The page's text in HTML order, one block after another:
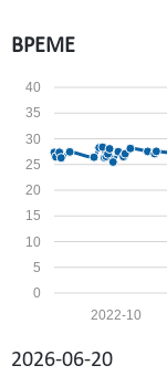
ВРЕМЕ
0
5
10
15
20
25
30
35
40
2022-10
2026-06-20